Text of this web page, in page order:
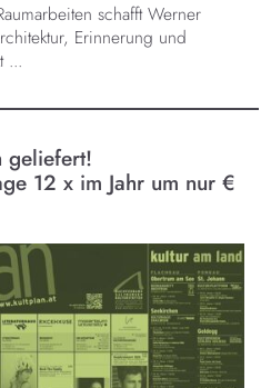
schafft Werner
Erinnerung und
...
geliefert!
12 x im Jahr um nur €